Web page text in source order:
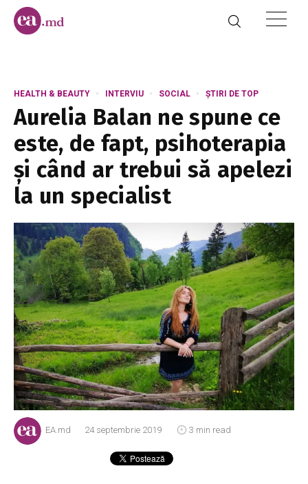
HEALTH & BEAUTY INTERVIU SOCIAL ȘTIRI DE TOP
Aurelia Balan ne spune ce
este, de fapt, psihoterapia
și când ar trebui să apelezi
la un specialist
EA.md 24 septembrie 2019 3 min read